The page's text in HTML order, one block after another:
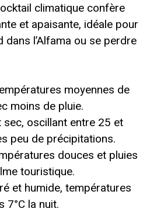
climatique confère
et apaisante, idéale pour
dans l’Alfama ou se perdre
moyennes de
moins de pluie.
sec, oscillant entre 25 et
peu de précipitations.
douces et pluies
touristique.
et humide, températures
7°C la nuit.